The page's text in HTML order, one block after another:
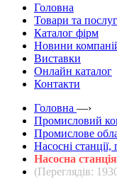
Головна
Товари та
Каталог фірм
Новини
Виставки
Онлайн каталог
Контакти
Головна —›
Промисловий
Промислове
Насосні
Насосна
(Переглядів: